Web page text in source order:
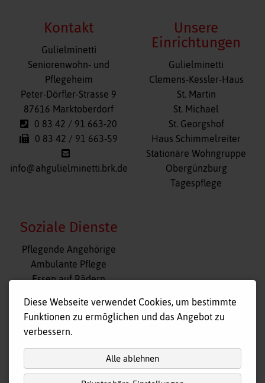
Kontakt
Gulielminetti
Seniorenwohn- und
Pflegeheim
Peter-Dörfler-Strasse 9
87616 Marktoberdorf
0 83 42 / 91 663-20
0 83 42 / 91 663-59
info@ahgulielminetti.brk.de
Unsere
Einrichtungen
Navigation
überspringen
Gulielminetti
Clemens-Kessler-Haus
St. Martin
St. Michael
St. Georgshof
Haus Schimmelreiter
Stationäre Wohngruppe
Obergünzburg
Tagespflege
Soziale Dienste
Navigation
überspringen
Pflegende Angehörige
Ambulante Pflege
Essen auf Rädern
Tagespflege
Hausnotruf
Diese Webseite verwendet Cookies, um bestimmte
Funktionen zu ermöglichen und das Angebot zu
verbessern.
Alle ablehnen